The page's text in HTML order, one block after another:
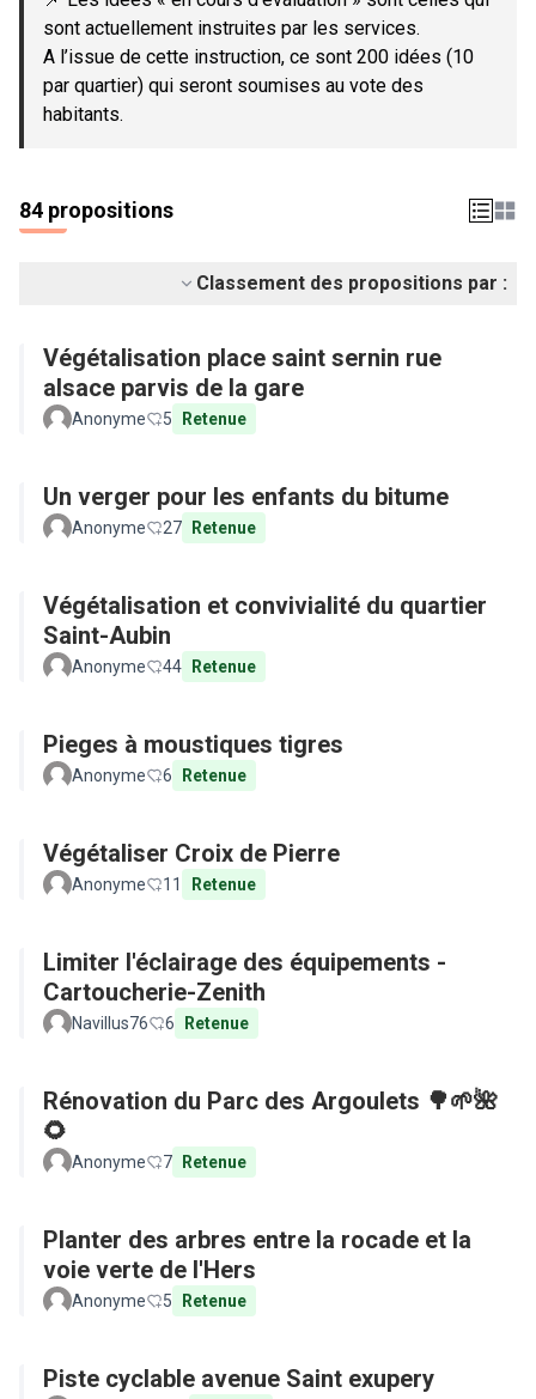
sont actuellement instruites par les services.
A l’issue de cette instruction, ce sont 200 idées (10
par quartier) qui seront soumises au vote des
habitants.
84 propositions
Classement des propositions par :
Végétalisation place saint sernin rue
alsace parvis de la gare
Anonyme 5 Retenue
Un verger pour les enfants du bitume
Anonyme 27 Retenue
Végétalisation et convivialité du quartier
Saint-Aubin
Anonyme 44 Retenue
Pieges à moustiques tigres
Anonyme 6 Retenue
Végétaliser Croix de Pierre
Anonyme 11 Retenue
Limiter l'éclairage des équipements -
Cartoucherie-Zenith
Navillus76 6 Retenue
Rénovation du Parc des Argoulets 🌳🌱🌺
🌻
Anonyme 7 Retenue
Planter des arbres entre la rocade et la
voie verte de l'Hers
Anonyme 5 Retenue
Piste cyclable avenue Saint exupery